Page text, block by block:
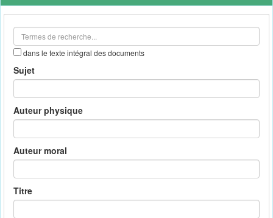
outils
dans le texte intégral des documents
Sujet
Auteur physique
Auteur moral
Titre